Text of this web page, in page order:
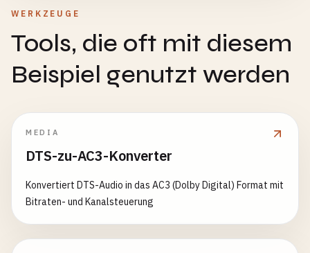
WERKZEUGE
Tools, die oft mit diesem
Beispiel genutzt werden
MEDIA
DTS-zu-AC3-Konverter
Konvertiert DTS-Audio in das AC3 (Dolby Digital) Format mit
Bitraten- und Kanalsteuerung